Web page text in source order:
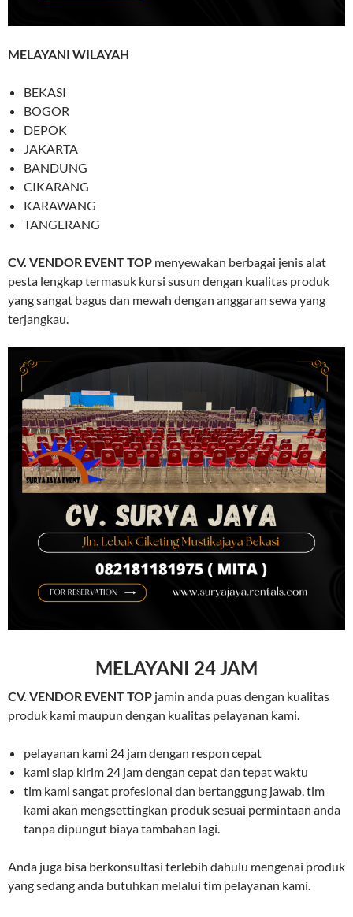
MELAYANI WILAYAH
BEKASI
BOGOR
DEPOK
JAKARTA
BANDUNG
CIKARANG
KARAWANG
TANGERANG
CV. VENDOR EVENT TOP menyewakan berbagai jenis alat
pesta lengkap termasuk kursi susun dengan kualitas produk
yang sangat bagus dan mewah dengan anggaran sewa yang
terjangkau.
MELAYANI 24 JAM
CV. VENDOR EVENT TOP jamin anda puas dengan kualitas
produk kami maupun dengan kualitas pelayanan kami.
pelayanan kami 24 jam dengan respon cepat
kami siap kirim 24 jam dengan cepat dan tepat waktu
tim kami sangat profesional dan bertanggung jawab, tim
kami akan mengsettingkan produk sesuai permintaan anda
tanpa dipungut biaya tambahan lagi.
Anda juga bisa berkonsultasi terlebih dahulu mengenai produk
yang sedang anda butuhkan melalui tim pelayanan kami.